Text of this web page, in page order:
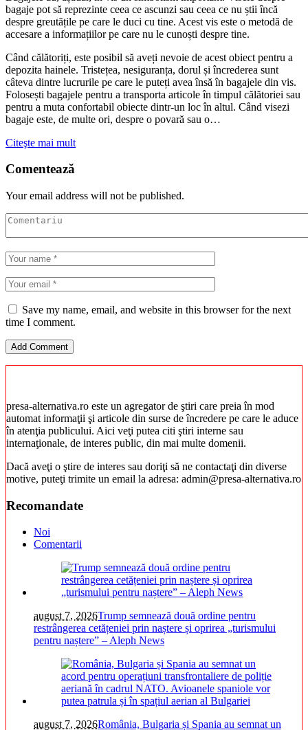
bagaje pot să reprezinte ceea ce ascunzi sau ceea ce nu știi încă
despre greutățile pe care le duci cu tine. Acest vis este o metodă de
accesare a informațiilor pe care nu le cunoști despre tine.
Când călătoriți, este posibil să aveți nevoie de acest obiect pentru a
depozita hainele. Tristețea, nesiguranța, dorul și încrederea sunt
câteva dintre lucrurile pe care le puteți avea însă în bagajele din vis.
Folosești bagajele pentru a transporta articole în timpul călătoriei sau
pentru a muta confortabil obiecte dintr-un loc în altul. Când visezi
bagaje este, de multe ori, despre o povară sau o…
Citeşte mai mult
Comentează
Your email address will not be published.
Save my name, email, and website in this browser for the next
time I comment.
presa-alternativa.ro este un agregator de ştiri care preia în mod
automat informaţii şi articole din surse de încredere pe care le aduce
în atenţia publicului. Aici veţi putea citi ştiri interne sau
internaţionale, de interes public, din mai multe domenii.
Dacă aveţi o ştire de interes sau doriţi să ne contactaţi din diverse
motive, puteţi trimite un email la adresa: admin@presa-alternativa.ro
Recomandate
Noi
Comentarii
august 7, 2026Trump semnează două ordine pentru
restrângerea cetățeniei prin naștere și oprirea „turismului
pentru naștere” – Aleph News
august 7, 2026România, Bulgaria și Spania au semnat un